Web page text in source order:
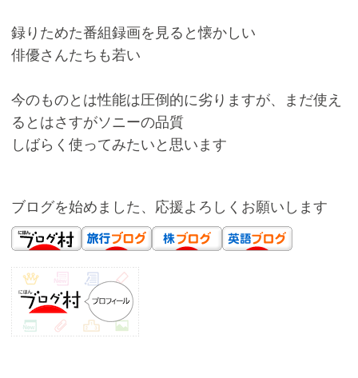
録りためた番組録画を見ると懐かしい
俳優さんたちも若い
今のものとは性能は圧倒的に劣りますが、まだ使え
るとはさすがソニーの品質
しばらく使ってみたいと思います
ブログを始めました、応援よろしくお願いします